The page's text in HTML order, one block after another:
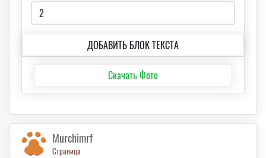
ДОБАВИТЬ БЛОК ТЕКСТА
Скачать Фото
Murchimrf
Страница